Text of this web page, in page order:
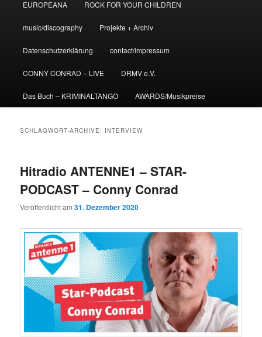
EUROPEANA ROCK FOR YOUR CHILDREN
music/discography Projekte + Archiv
Datenschutzerklärung contact/impressum
CONNY CONRAD – LIVE DRMV e.V.
Das Buch – KRIMINALTANGO AWARDS/Musikpreise
SCHLAGWORT-ARCHIVE: INTERVIEW
Hitradio ANTENNE1 – STAR-
PODCAST – Conny Conrad
Veröffentlicht am31. Dezember 2020